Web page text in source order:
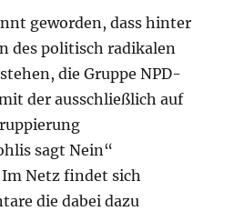
geworden, dass hinter
des politisch radikalen
die Gruppe NPD-
der ausschließlich auf
sagt Nein“
Netz findet sich
die dabei dazu